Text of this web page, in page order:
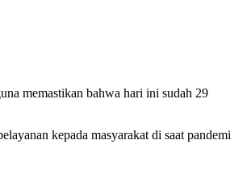
memastikan bahwa hari ini sudah 29
kepada masyarakat di saat pandemi